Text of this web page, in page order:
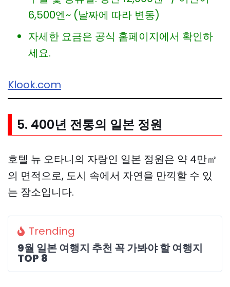
6,500엔~ (날짜에 따라 변동)
자세한 요금은 공식 홈페이지에서 확인하
세요.
Klook.com
5. 400년 전통의 일본 정원
호텔 뉴 오타니의 자랑인 일본 정원은 약 4만㎡
의 면적으로, 도시 속에서 자연을 만끽할 수 있
는 장소입니다.
Trending
9월 일본 여행지 추천 꼭 가봐야 할 여행지
TOP 8